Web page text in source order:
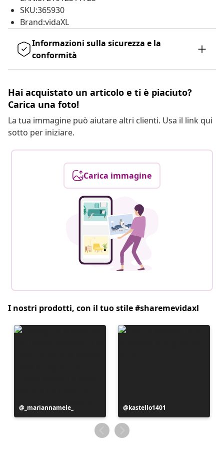
SKU:365930
Brand:vidaXL
Informazioni sulla sicurezza e la
conformità
Hai acquistato un articolo e ti è piaciuto?
Carica una foto!
La tua immagine può aiutare altri clienti. Usa il link qui
sotto per iniziare.
Carica immagine
I nostri prodotti, con il tuo stile #sharemevidaxl
Post
pubblicato
_mariannamele_
Post
pubblicato
da
kastello1401